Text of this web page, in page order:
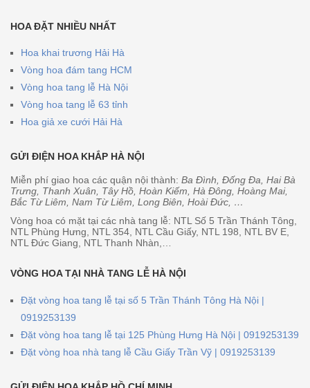
HOA ĐẶT NHIỀU NHẤT
Hoa khai trương Hải Hà
Vòng hoa đám tang HCM
Vòng hoa tang lễ Hà Nội
Vòng hoa tang lễ 63 tỉnh
Hoa giả xe cưới Hải Hà
GỬI ĐIỆN HOA KHẮP HÀ NỘI
Miễn phí giao hoa các quận nội thành: Ba Đình, Đống Đa, Hai Bà
Trưng, Thanh Xuân, Tây Hồ, Hoàn Kiếm, Hà Đông, Hoàng Mai,
Bắc Từ Liêm, Nam Từ Liêm, Long Biên, Hoài Đức, …
Vòng hoa có mặt tại các nhà tang lễ: NTL Số 5 Trần Thánh Tông,
NTL Phùng Hưng, NTL 354, NTL Cầu Giấy, NTL 198, NTL BV E,
NTL Đức Giang, NTL Thanh Nhàn,…
VÒNG HOA TẠI NHÀ TANG LỄ HÀ NỘI
Đặt vòng hoa tang lễ tại số 5 Trần Thánh Tông Hà Nội |
0919253139
Đặt vòng hoa tang lễ tại 125 Phùng Hưng Hà Nội | 0919253139
Đặt vòng hoa nhà tang lễ Cầu Giấy Trần Vỹ | 0919253139